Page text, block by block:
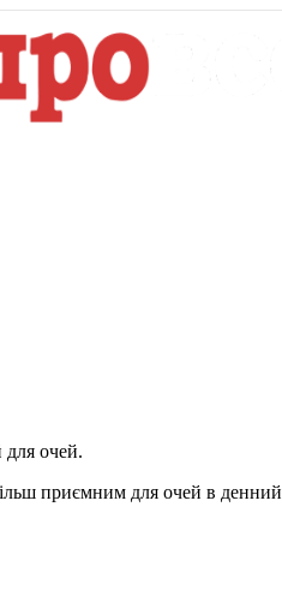
очей.
приємним для очей в